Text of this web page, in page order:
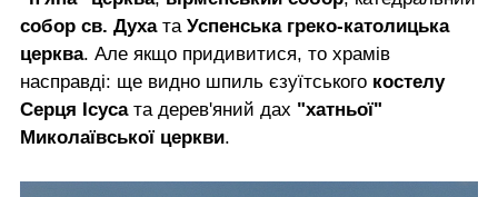
собор св. Духата Успенська греко-католицька
церква. Але якщо придивитися, то храмів
насправді: ще видно шпиль єзуїтського костелу
Серця Ісусата дерев'яний дах "хатньої"
Миколаївської церкви.